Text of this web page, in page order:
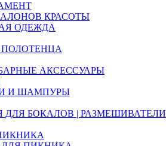
КРАСОТЫ
ОДЕЖДА
ПОЛОТЕНЦА
АКСЕССУАРЫ
И ШАМПУРЫ
ДЛЯ БОКАЛОВ | РАЗМЕШИВАТЕЛИ